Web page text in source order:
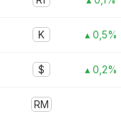
K ▴ 0,5%
$ ▴ 0,2%
RM